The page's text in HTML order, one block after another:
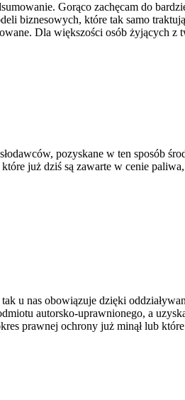
Gorąco zachęcam do
biznesowych, które tak samo
Dla większości osób żyjących
pozyskane w ten sposób
już dziś są zawarte w cenie
u nas obowiązuje dzięki
autorsko-uprawnionego, a
prawnej ochrony już minął lub